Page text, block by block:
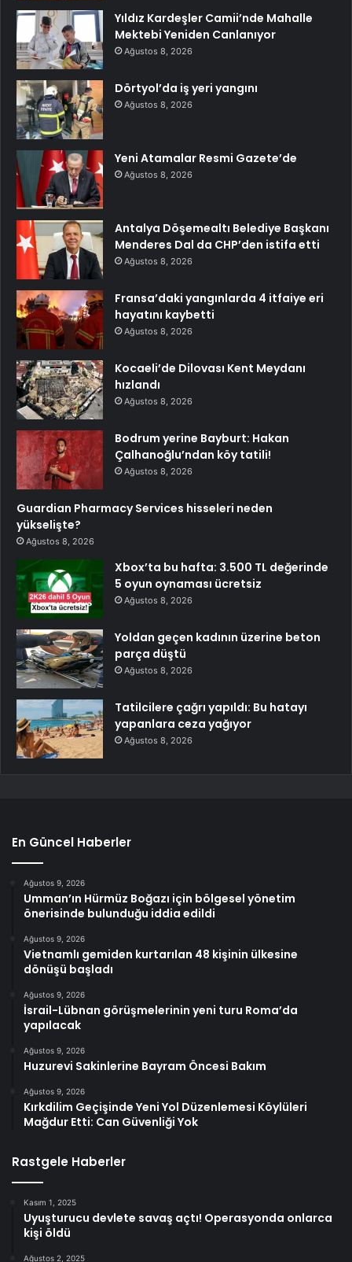
Yıldız Kardeşler Camii’nde Mahalle
Mektebi Yeniden Canlanıyor
Ağustos 8, 2026
Dörtyol’da iş yeri yangını
Ağustos 8, 2026
Yeni Atamalar Resmi Gazete’de
Ağustos 8, 2026
Antalya Döşemealtı Belediye Başkanı
Menderes Dal da CHP’den istifa etti
Ağustos 8, 2026
Fransa’daki yangınlarda 4 itfaiye eri
hayatını kaybetti
Ağustos 8, 2026
Kocaeli’de Dilovası Kent Meydanı
hızlandı
Ağustos 8, 2026
Bodrum yerine Bayburt: Hakan
Çalhanoğlu’ndan köy tatili!
Ağustos 8, 2026
Guardian Pharmacy Services hisseleri neden
yükselişte?
Ağustos 8, 2026
Xbox’ta bu hafta: 3.500 TL değerinde
5 oyun oynaması ücretsiz
Ağustos 8, 2026
Yoldan geçen kadının üzerine beton
parça düştü
Ağustos 8, 2026
Tatilcilere çağrı yapıldı: Bu hatayı
yapanlara ceza yağıyor
Ağustos 8, 2026
En Güncel Haberler
Ağustos 9, 2026
Umman’ın Hürmüz Boğazı için bölgesel yönetim
önerisinde bulunduğu iddia edildi
Ağustos 9, 2026
Vietnamlı gemiden kurtarılan 48 kişinin ülkesine
dönüşü başladı
Ağustos 9, 2026
İsrail-Lübnan görüşmelerinin yeni turu Roma’da
yapılacak
Ağustos 9, 2026
Huzurevi Sakinlerine Bayram Öncesi Bakım
Ağustos 9, 2026
Kırkdilim Geçişinde Yeni Yol Düzenlemesi Köylüleri
Mağdur Etti: Can Güvenliği Yok
Rastgele Haberler
Kasım 1, 2025
Uyuşturucu devlete savaş açtı! Operasyonda onlarca
kişi öldü
Ağustos 2, 2025